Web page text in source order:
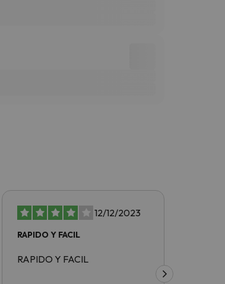
12/12/2023
RAPIDO Y FACIL
RAPIDO Y FACIL